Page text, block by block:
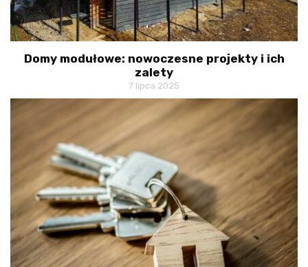
Domy modułowe: nowoczesne projekty i ich
zalety
7 lipca 2025